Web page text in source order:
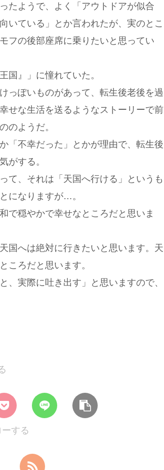
たようで、よく「アウトドアが似合
いている」とか言われたが、実のとこ
フの後部座席に乗りたいと思ってい
国』」に憧れていた。
っぽいものがあって、転生後老後を過
せな生活を送るようなストーリーで前
のようだ。
「不幸だった」とかが理由で、転生後
がする。
て、それは「天国へ行ける」というも
になりますが…。
で穏やかで幸せなところだと思いま
国へは絶対に行きたいと思います。天
ころだと思います。
実際に吐き出す」と思いますので、
する